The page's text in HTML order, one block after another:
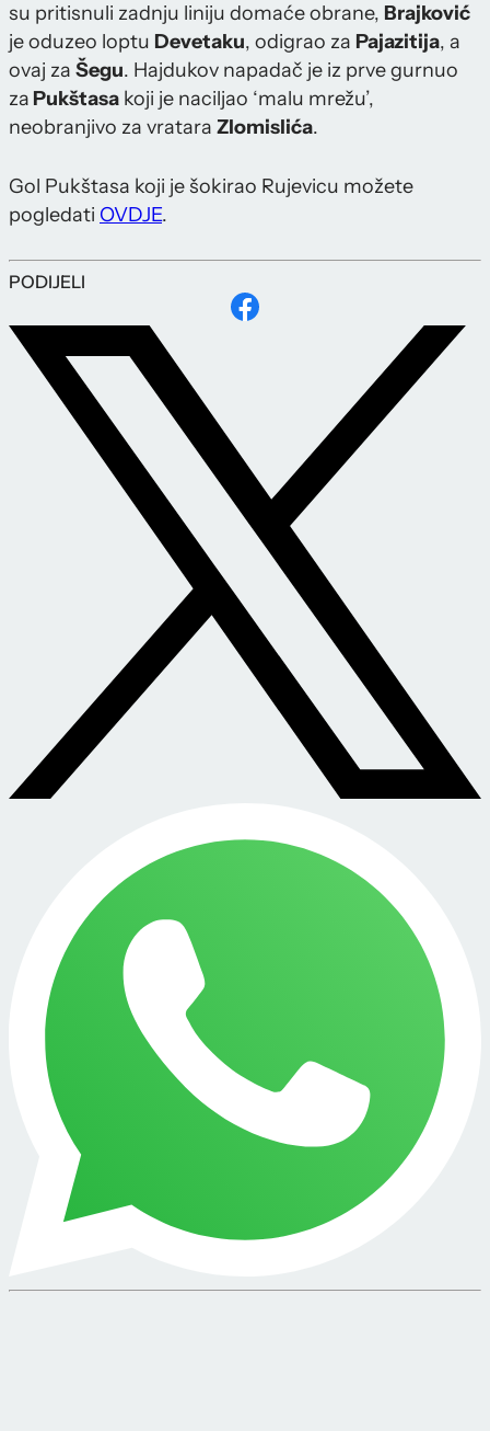
su pritisnuli zadnju liniju domaće obrane, Brajković
je oduzeo loptu Devetaku, odigrao za Pajazitija, a
ovaj za Šegu. Hajdukov napadač je iz prve gurnuo
za Pukštasa koji je naciljao ‘malu mrežu’,
neobranjivo za vratara Zlomislića.
Gol Pukštasa koji je šokirao Rujevicu možete
pogledati OVDJE.
PODIJELI